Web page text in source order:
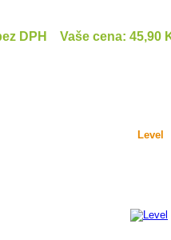
DPH Vaše cena: 45,90
Level